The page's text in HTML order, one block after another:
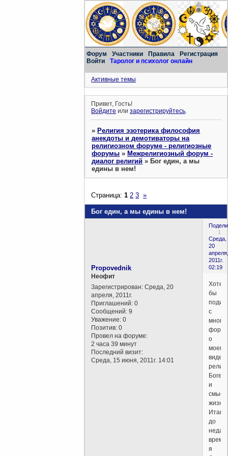
Форум Участники Правила
Регистрация
Войти
Таролог и психолог онлайн
Активные темы
Привет, Гость!
Войдите илизарегистрируйтесь.
»Религия эзотерика философия
анекдоты и демотиваторы на
религиозном форуме - религиозные
форумы »Межрелигиозный форум -
диалог религий »Бог един, а мы
едины в нем!
Бог един, а мы едины в нем!
Страница:1 2 3 »
1
Среда,
20
апреля,
2011г.
02:19
Propovednik
Неофит
Зарегистрирован: Среда, 20
апреля, 2011г.
Приглашений: 0
Сообщений: 9
Уважение: 0
Позитив: 0
Провел на форуме:
2 часа 39 минут
Последний визит:
Среда, 15 июня, 2011г. 14:01
Хотел
бы
с
о
моем
Боге
и
жизни.
Итак,
до
я